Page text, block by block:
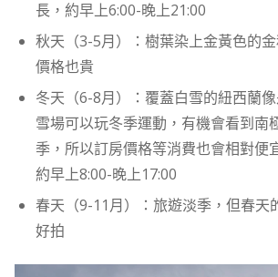
長，約早上6:00-晚上21:00
秋天（3-5月）：樹葉染上金黃色的
價格也貴
冬天（6-8月）：覆蓋白雪的紐西蘭
雪場可以玩冬季運動，有機會看到南
季，所以訂房價格等消費也會相對便
約早上8:00-晚上17:00
春天（9-11月）：旅遊淡季，但春天
好拍